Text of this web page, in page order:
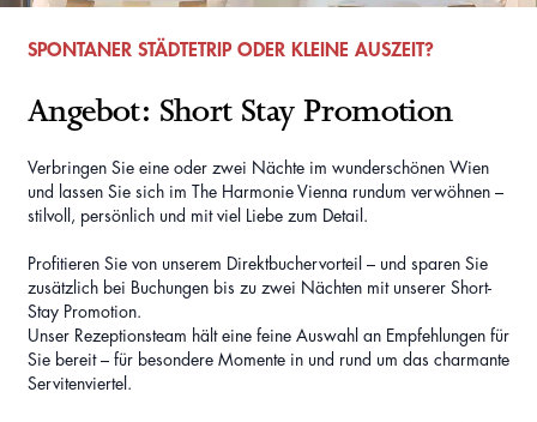
SPONTANER STÄDTETRIP ODER KLEINE AUSZEIT?
Angebot: Short Stay Promotion
Verbringen Sie eine oder zwei Nächte im wunderschönen Wien
und lassen Sie sich im The Harmonie Vienna rundum verwöhnen –
stilvoll, persönlich und mit viel Liebe zum Detail.
Profitieren Sie von unserem Direktbuchervorteil – und sparen Sie
zusätzlich bei Buchungen bis zu zwei Nächten mit unserer Short-
Stay Promotion.
Unser Rezeptionsteam hält eine feine Auswahl an Empfehlungen für
Sie bereit – für besondere Momente in und rund um das charmante
Servitenviertel.